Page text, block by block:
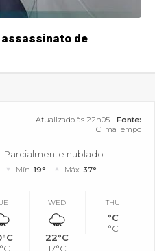
de
Atualizado às 22h05 - Fonte:
ClimaTempo
Parcialmente nublado
Mín.19° Máx. 37°
WED
22°C
17°C
THU
°C
°C